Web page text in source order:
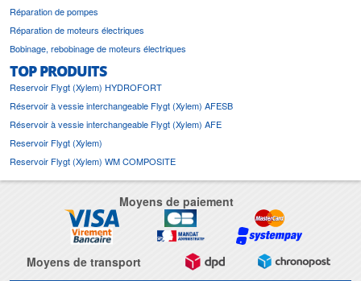
Réparation de pompes
Réparation de moteurs électriques
Bobinage, rebobinage de moteurs électriques
TOP PRODUITS
Reservoir Flygt (Xylem) HYDROFORT
Réservoir à vessie interchangeable Flygt (Xylem) AFESB
Réservoir à vessie interchangeable Flygt (Xylem) AFE
Reservoir Flygt (Xylem)
Reservoir Flygt (Xylem) WM COMPOSITE
Moyens de paiement
Moyens de transport